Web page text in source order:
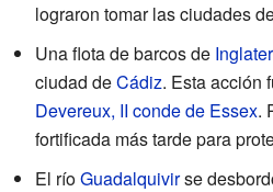
lograron tomar las ciudades
Una flota de barcos de
ciudad deCádiz. Esta acción
Devereux, II conde de Essex.
fortificada más tarde para
El ríoGuadalquivirse